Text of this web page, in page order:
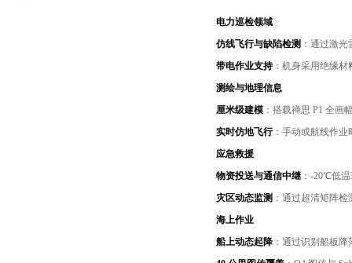
电力巡检领域
仿线飞行与缺陷检测 ：通过激
带电作业支持：机身采用绝缘材
测绘与地理信息
厘米级建模 ：搭载禅思 P1 全画
实时仿地飞行：手动或航线作业
应急救援
物资投送与通信中继 ：-20℃低
灾区动态监测 ：通过超清矩阵
海上作业
船上动态起降 ：通过识别船板